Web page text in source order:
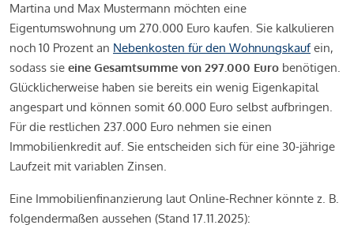
Martina und Max Mustermann möchten eine
Eigentumswohnung um 270.000 Euro kaufen. Sie kalkulieren
noch 10 Prozent an Nebenkosten für den Wohnungskaufein,
sodass sie eine Gesamtsumme von 297.000 Euro benötigen.
Glücklicherweise haben sie bereits ein wenig Eigenkapital
angespart und können somit 60.000 Euro selbst aufbringen.
Für die restlichen 237.000 Euro nehmen sie einen
Immobilienkredit auf. Sie entscheiden sich für eine 30-jährige
Laufzeit mit variablen Zinsen.
Eine Immobilienfinanzierung laut Online-Rechner könnte z. B.
folgendermaßen aussehen (Stand 17.11.2025):